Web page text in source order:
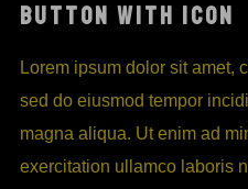
BUTTON WITH ICON
Lorem ipsum dolor sit amet,
sed do eiusmod tempor
magna aliqua. Ut enim ad
exercitation ullamco laboris